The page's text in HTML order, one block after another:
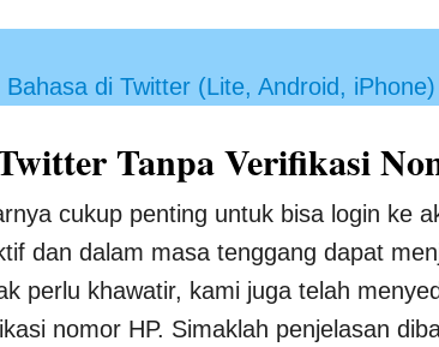
di Twitter (Lite, Android, iPhone)
Tanpa Verifikasi
cukup penting untuk bisa login ke
dan dalam masa tenggang dapat
perlu khawatir, kami juga telah
nomor HP. Simaklah penjelasan